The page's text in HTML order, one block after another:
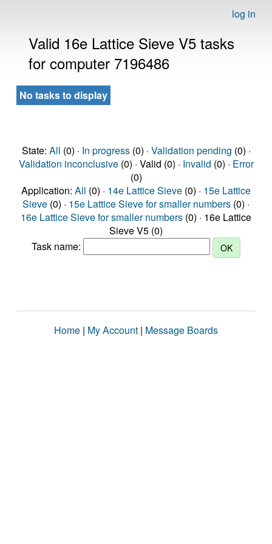
log in
Valid 16e Lattice Sieve V5 tasks
for computer 7196486
No tasks to display
State: All (0) · In progress(0) · Validation pending (0) ·
Validation inconclusive(0) · Valid (0) · Invalid (0) · Error
(0)
Application: All (0) · 14e Lattice Sieve (0) · 15e Lattice
Sieve (0) · 15e Lattice Sieve for smaller numbers (0) ·
16e Lattice Sieve for smaller numbers (0) · 16e Lattice
Sieve V5 (0)
Task name:
Home | My Account | Message Boards